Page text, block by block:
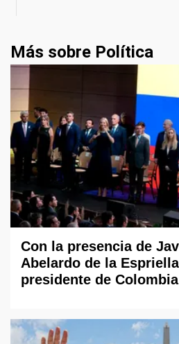
Más sobre Política
Con la presencia de
Abelardo de la
presidente de Colombia